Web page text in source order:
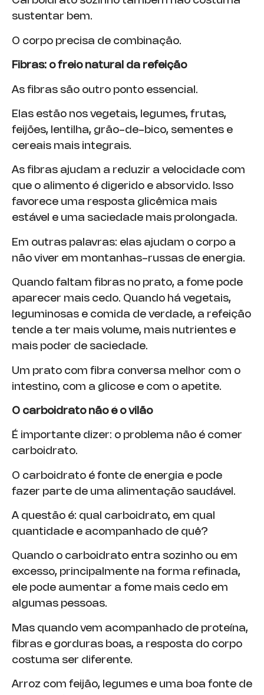
sustentar bem.
O corpo precisa de combinação.
Fibras: o freio natural da refeição
As fibras são outro ponto essencial.
Elas estão nos vegetais, legumes, frutas,
feijões, lentilha, grão-de-bico, sementes e
cereais mais integrais.
As fibras ajudam a reduzir a velocidade com
que o alimento é digerido e absorvido. Isso
favorece uma resposta glicêmica mais
estável e uma saciedade mais prolongada.
Em outras palavras: elas ajudam o corpo a
não viver em montanhas-russas de energia.
Quando faltam fibras no prato, a fome pode
aparecer mais cedo. Quando há vegetais,
leguminosas e comida de verdade, a refeição
tende a ter mais volume, mais nutrientes e
mais poder de saciedade.
Um prato com fibra conversa melhor com o
intestino, com a glicose e com o apetite.
O carboidrato não é o vilão
É importante dizer: o problema não é comer
carboidrato.
O carboidrato é fonte de energia e pode
fazer parte de uma alimentação saudável.
A questão é: qual carboidrato, em qual
quantidade e acompanhado de quê?
Quando o carboidrato entra sozinho ou em
excesso, principalmente na forma refinada,
ele pode aumentar a fome mais cedo em
algumas pessoas.
Mas quando vem acompanhado de proteína,
fibras e gorduras boas, a resposta do corpo
costuma ser diferente.
Arroz com feijão, legumes e uma boa fonte de